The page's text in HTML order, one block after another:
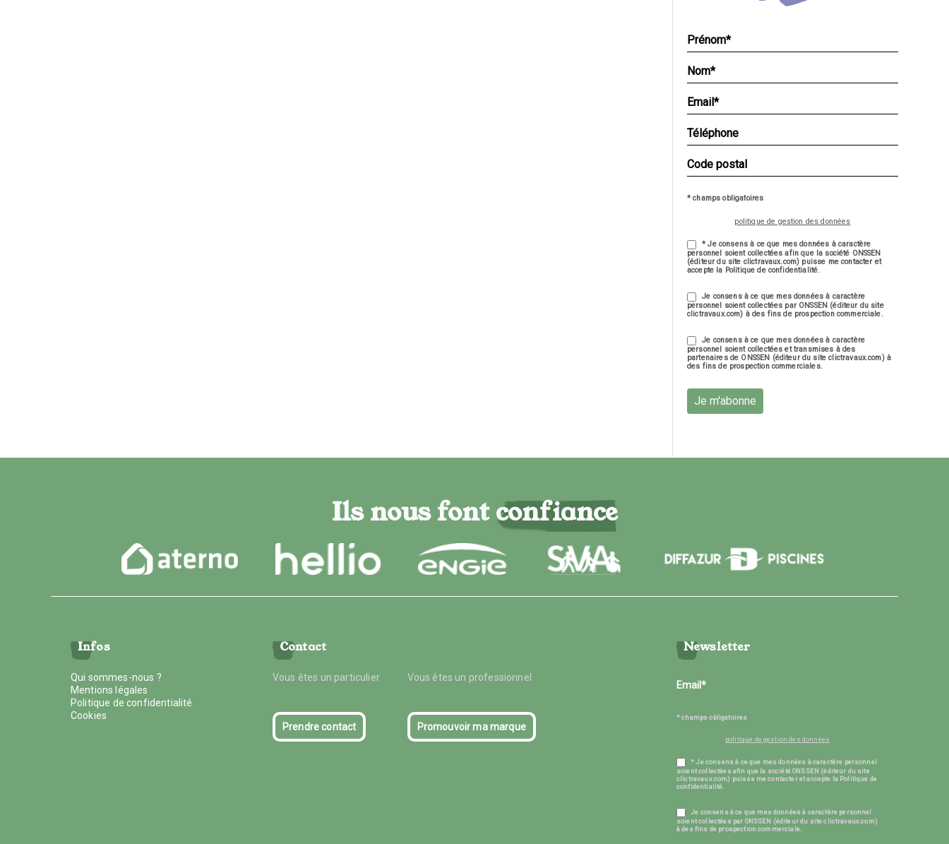
* champs obligatoires
politique de gestion des données
* Je consens à ce que mes données à caractère
personnel soient collectées afin que la société ONSSEN
(éditeur du site clictravaux.com) puisse me contacter et
accepte la Politique de confidentialité.
Je consens à ce que mes données à caractère
personnel soient collectées par ONSSEN (éditeur du site
clictravaux.com) à des fins de prospection commerciale.
Je consens à ce que mes données à caractère
personnel soient collectées et transmises à des
partenaires de ONSSEN (éditeur du site clictravaux.com) à
des fins de prospection commerciales.
Je m'abonne
Ils nous font confiance
Infos
Qui sommes-nous ?
Mentions légales
Politique de confidentialité
Cookies
Contact
Vous êtes un particulier Vous êtes un professionnel
Prendre contact Promouvoir ma marque
Newsletter
* champs obligatoires
politique de gestion des données
* Je consens à ce que mes données à caractère personnel
soient collectées afin que la société ONSSEN (éditeur du site
clictravaux.com) puisse me contacter et accepte la Politique de
confidentialité.
Je consens à ce que mes données à caractère personnel
soient collectées par ONSSEN (éditeur du site clictravaux.com)
à des fins de prospection commerciale.